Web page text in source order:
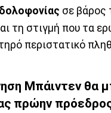
σε βάρος
τη στιγμή που τα
περιστατικό
Μπάιντεν θα
πρώην